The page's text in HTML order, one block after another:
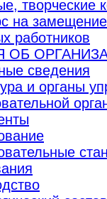
творческие
на
работников
ОБ
сведения
и органы